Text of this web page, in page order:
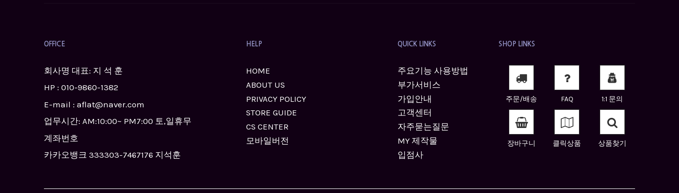
OFFICE
회사명 대표: 지 석 훈
HP : 010-9860-1382
E-mail : aflat@naver.com
업무시간: AM:10:00~ PM7:00 토,일휴무
계좌번호
카카오뱅크 333303-7467176 지석훈
HELP
HOME
ABOUT US
PRIVACY POLICY
STORE GUIDE
CS CENTER
모바일버전
QUICK LINKS
주요기능 사용방법
부가서비스
가입안내
고객센터
자주묻는질문
MY 제작물
입점사
SHOP LINKS
주문/배송 FAQ 1:1 문의
장바구니 클릭상품 상품찾기